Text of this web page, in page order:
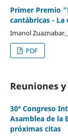
Primer Premio
cantábricas -
Imanol
PDF
Reuniones
30º Congreso
Asamblea de la
próximas citas